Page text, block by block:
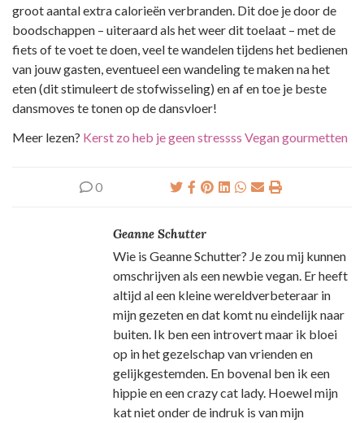
groot aantal extra calorieën verbranden. Dit doe je door de
boodschappen – uiteraard als het weer dit toelaat – met de
fiets of te voet te doen, veel te wandelen tijdens het bedienen
van jouw gasten, eventueel een wandeling te maken na het
eten (dit stimuleert de stofwisseling) en af en toe je beste
dansmoves te tonen op de dansvloer!
Meer lezen? Kerst zo heb je geen stressss Vegan gourmetten
0
Geanne Schutter
Wie is Geanne Schutter? Je zou mij kunnen
omschrijven als een newbie vegan. Er heeft
altijd al een kleine wereldverbeteraar in
mijn gezeten en dat komt nu eindelijk naar
buiten. Ik ben een introvert maar ik bloei
op in het gezelschap van vrienden en
gelijkgestemden. En bovenal ben ik een
hippie en een crazy cat lady. Hoewel mijn
kat niet onder de indruk is van mijn